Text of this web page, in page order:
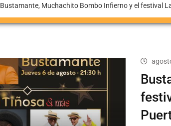
Bustamante, Muchachito Bombo Infierno y el festival